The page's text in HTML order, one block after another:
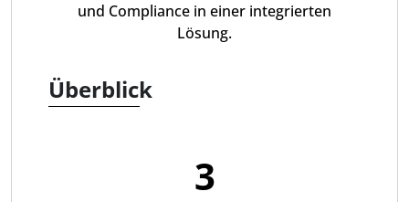
und Compliance in einer integrierten
Lösung.
Überblick
3